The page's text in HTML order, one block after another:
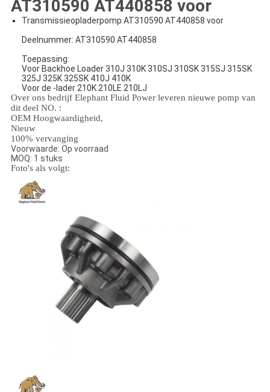
AT310590 AT440858 voor
Transmissieopladerpomp AT310590 AT440858 voor
Deelnummer: AT310590 AT440858
Toepassing:
Voor Backhoe Loader 310J 310K 310SJ 310SK 315SJ 315SK
325J 325K 325SK 410J 410K
Voor de -lader 210K 210LE 210LJ
Over ons bedrijf Elephant Fluid Power leveren nieuwe pomp van
dit deel NO. :
OEM Hoogwaardigheid,
Nieuw
100% vervanging
Voorwaarde: Op voorraad
MOQ: 1 stuks
Foto's als volgt: